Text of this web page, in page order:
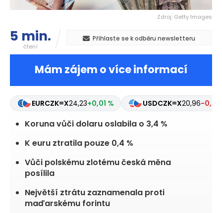
Zdroj: Getty Images
5 min.
čtení
Přihlaste se k odběru newsletteru
Mám zájem o více informací
EURCZK=X24,23+0,01 % USDCZK=X20,96-0,26
Koruna vůči dolaru oslabila o 3,4 %
K euru ztratila pouze 0,4 %
Vůči polskému zlotému česká měna
posílila
Největší ztrátu zaznamenala proti
maďarskému forintu